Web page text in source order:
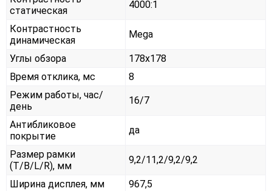
статическая
4000:1
Контрастность
динамическая
Mega
Углы обзора
178x178
Время отклика, мс
8
Режим работы, час/
день
16/7
Антибликовое
покрытие
да
Размер рамки
(T/B/L/R), мм
9,2/11,2/9,2/9,2
Ширина дисплея, мм
967,5